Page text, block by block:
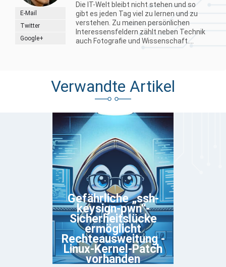
E-Mail
Twitter
Google+
Die IT-Welt bleibt nicht stehen und so
gibt es jeden Tag viel zu lernen und zu
verstehen. Zu meinen persönlichen
Interessensfeldern zählt neben Technik
auch Fotografie und Wissenschaft....
Verwandte Artikel
Gefährliche „ssh-
keysign-pwn“-
Sicherheitslücke
ermöglicht
Rechteausweitung -
Linux-Kernel-Patch
vorhanden